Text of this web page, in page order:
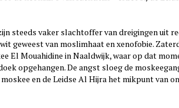
steeds vaker slachtoffer van dreigingen uit
geweest van moslimhaat en xenofobie.
El Mouahidine in Naaldwijk, waar op dat
opgehangen. De angst sloeg de
en de Leidse Al Hijra het mikpunt van